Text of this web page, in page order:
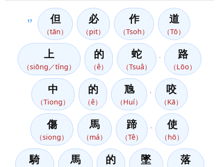
17 但
（tān）
必
（pit）
作
（Tsoh）
道
（Tō）
上
（siōng／tíng）
的
（ê）
蛇
（Tsuâ）
路
（Lōo）
中
（Tiong）
的
（ê）
虺
（Huí）
咬
（Kā）
傷
（siong）
馬
（má）
蹄
（Tê）
使
（hō）
騎 馬 的 墜 落